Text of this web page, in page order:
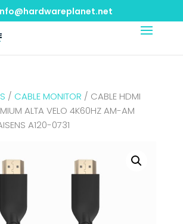
/ CABLE MONITOR / CABLE HDMI
ALTA VELO 4K60HZ AM-AM
A120-0731